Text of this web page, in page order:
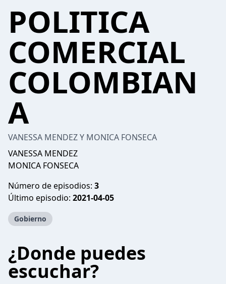
POLITICA
COMERCIAL
COLOMBIAN
A
VANESSA MENDEZ Y MONICA FONSECA
VANESSA MENDEZ
MONICA FONSECA
Número de episodios: 3
Último episodio: 2021-04-05
Gobierno
¿Donde puedes
escuchar?